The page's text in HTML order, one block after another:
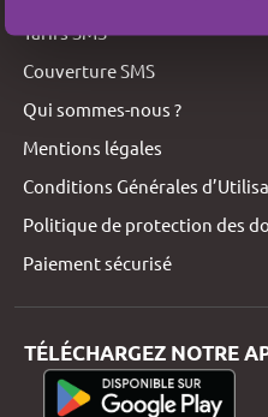
Tarifs SMS
Couverture SMS
Qui sommes-nous ?
Mentions légales
Conditions Générales
Politique de protection des
Paiement sécurisé
TÉLÉCHARGEZ NOTRE